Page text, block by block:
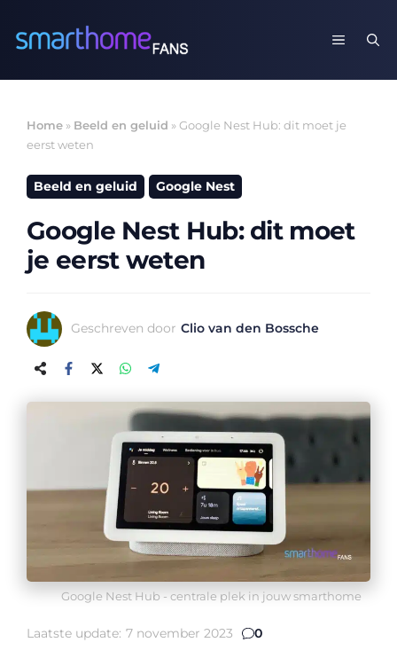
naar
MENU
Home » Beeld en geluid »Google Nest Hub: dit moet je
eerst weten
Beeld en geluid Google Nest
Google Nest Hub: dit moet
je eerst weten
Geschreven door Clio van den Bossche
Google Nest Hub - centrale plek in jouw smarthome
Laatste update: 7 november 2023 0